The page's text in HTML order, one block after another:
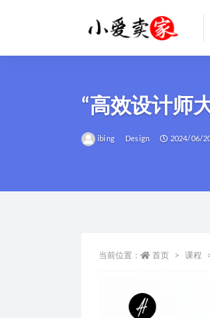
“高效设计师
ibing Design 2024/06/
当前位置： 首页 课程